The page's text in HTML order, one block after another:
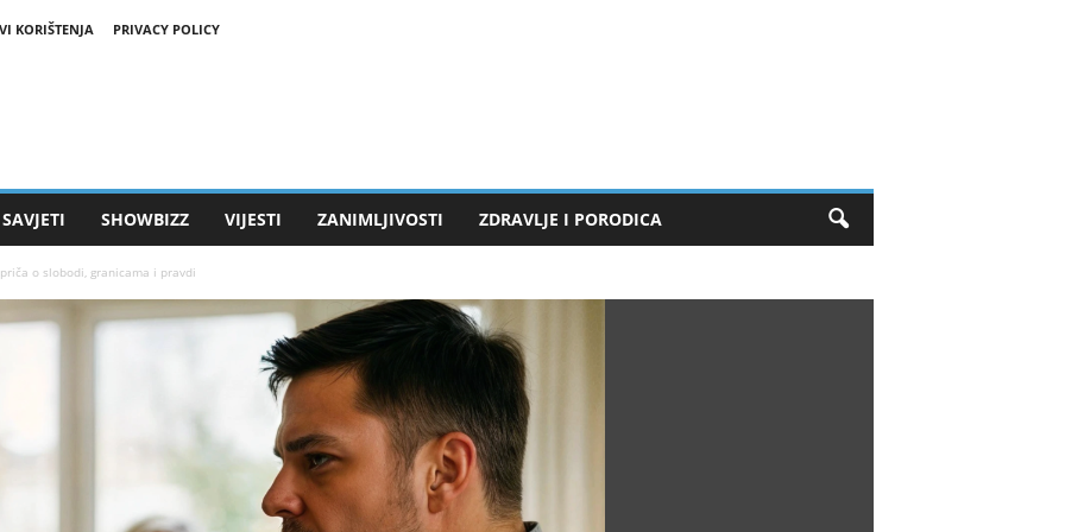
KORIŠTENJA
PRIVACY POLICY
SAVJETI SHOWBIZZ VIJESTI ZANIMLJIVOSTI ZDRAVLJE I PORODICA
o slobodi, granicama i pravdi